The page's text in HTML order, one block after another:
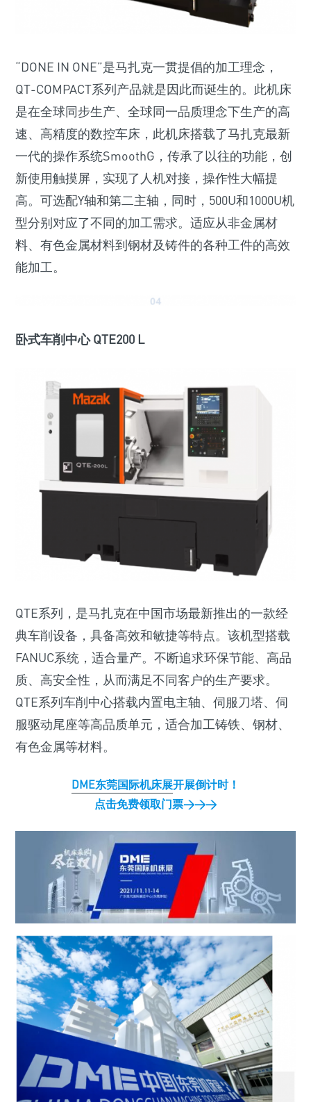
“DONE IN ONE”是马扎克一贯提倡的加工理念，
QT-COMPACT系列产品就是因此而诞生的。此机床
是在全球同步生产、全球同一品质理念下生产的高
速、高精度的数控车床，此机床搭载了马扎克最新
一代的操作系统SmoothG，传承了以往的功能，创
新使用触摸屏，实现了人机对接，操作性大幅提
高。可选配Y轴和第二主轴，同时，500U和1000U机
型分别对应了不同的加工需求。适应从非金属材
料、有色金属材料到钢材及铸件的各种工件的高效
能加工。
卧式车削中心 QTE200 L
QTE系列，是马扎克在中国市场最新推出的一款经
典车削设备，具备高效和敏捷等特点。该机型搭载
FANUC系统，适合量产。不断追求环保节能、高品
质、高安全性，从而满足不同客户的生产要求。
QTE系列车削中心搭载内置电主轴、伺服刀塔、伺
服驱动尾座等高品质单元，适合加工铸铁、钢材、
有色金属等材料。
DME东莞国际机床展开展倒计时！
点击免费领取门票>>>